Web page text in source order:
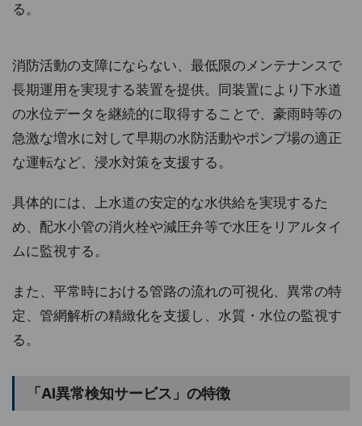
る。
消防活動の支障にならない、最低限のメンテナンスで
長期運用を実現する装置を提供。同装置により下水道
の水位データを継続的に取得することで、豪雨時等の
急激な増水に対して早期の水防活動やポンプ場の適正
な運転など、浸水対策を支援する。
具体的には、上水道の安定的な水供給を実現するた
め、配水小管の消火栓や減圧弁等で水圧をリアルタイ
ムに監視する。
また、平常時における管路の流れの可視化、異常の特
定、管網解析の精緻化を支援し、水質・水位の監視す
る。
「AI異常検知サービス」の特徴